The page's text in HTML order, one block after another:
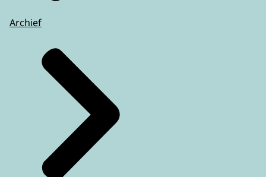
Archief